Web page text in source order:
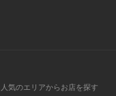
人気のエリアからお店を探す